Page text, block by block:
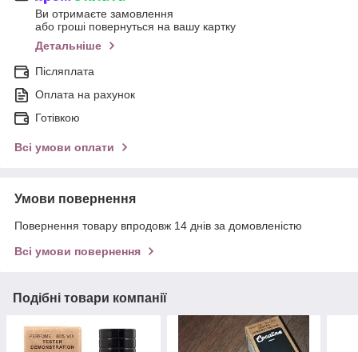
Ви отримаєте замовлення
або гроші повернуться на вашу картку
Детальніше
Післяплата
Оплата на рахунок
Готівкою
Всі умови оплати
Умови повернення
Повернення товару впродовж 14 днів за домовленістю
Всі умови повернення
Подібні товари компанії